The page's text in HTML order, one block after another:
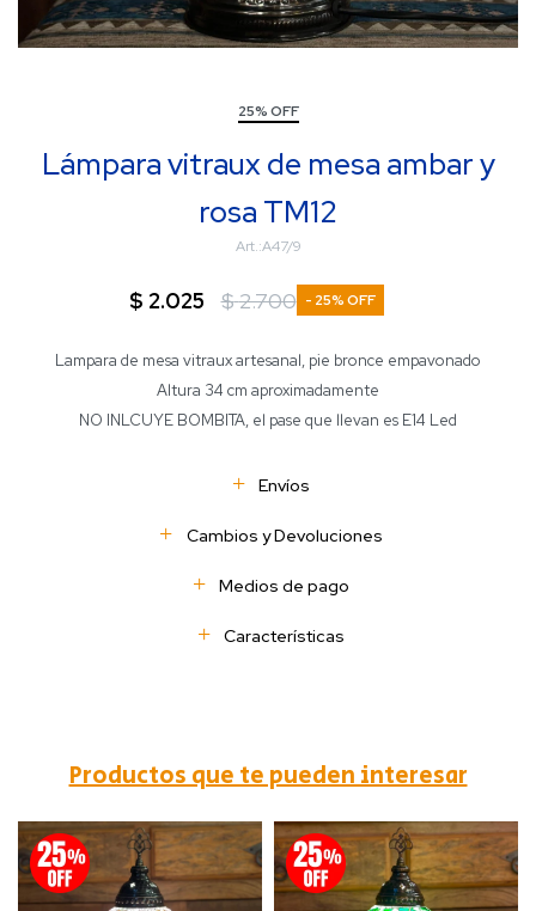
25% OFF
Lámpara vitraux de mesa ambar y
rosa TM12
A47/9
$ 2.025 $2.700 25
Lampara de mesa vitraux artesanal, pie bronce empavonado
Altura 34 cm aproximadamente
NO INLCUYE BOMBITA, el pase que llevan es E14 Led
Envíos
Cambios y Devoluciones
Medios de pago
Características
Productos que te pueden interesar